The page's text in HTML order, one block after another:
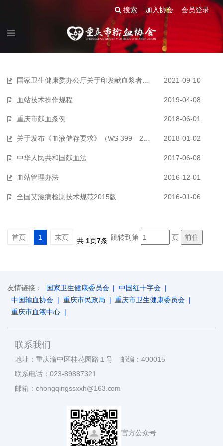
搜索 加入协会 会员登录
国家卫生健康委办公厅关于印发献血浆者须知（2021年版）的通知 2021-09-10
血站技术操作规程 2019-04-08
重庆市献血条例 2018-06-01
关于发布《血液储存要求》（WS 399—2012)第一号修订单的通知 2018-01-02
中华人民共和国献血法 2017-06-08
血站管理办法 2016-12-01
全国艾滋病检测技术规范2015版 2016-01-06
首页 1 末页 共 1页7条 跳转到第 页
友情链接： 国家卫生健康委员会 | 中国红十字会 |
中国输血协会 | 重庆市民政局 | 重庆市卫生健康委员会 |
重庆市血液中心 |
联系我们
地址：重庆渝中区桂花园路１号 邮编：400015
联系电话：023-89887321
邮箱：chongqingssxxh@163.com
官方公众号